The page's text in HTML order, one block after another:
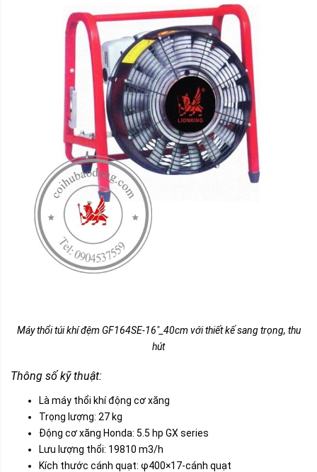
Máy thổi túi khí đệm GF164SE-16″_40cm với thiết kế sang trọng, thu
hút
Thông số kỹ thuật:
Là máy thổi khí động cơ xăng
Trọng lượng: 27 kg
Động cơ xăng Honda: 5.5 hp GX series
Lưu lượng thổi: 19810 m3/h
Kích thước cánh quạt: φ400×17-cánh quạt